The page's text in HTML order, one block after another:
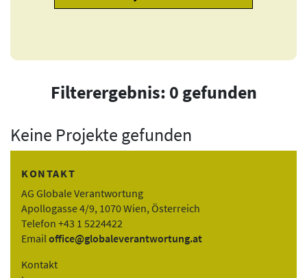
Filterergebnis: 0 gefunden
Keine Projekte gefunden
KONTAKT
AG Globale Verantwortung
Apollogasse 4/9, 1070 Wien, Österreich
Telefon +43 1 5224422
Email office@globaleverantwortung.at
Kontakt